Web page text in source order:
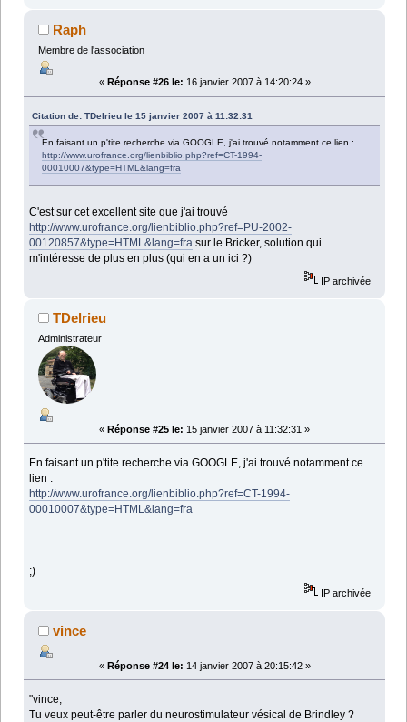
Raph
Membre de l'association
« Réponse #26 le: 16 janvier 2007 à 14:20:24 »
Citation de: TDelrieu le 15 janvier 2007 à 11:32:31
En faisant un p'tite recherche via GOOGLE, j'ai trouvé notamment ce lien :
http://www.urofrance.org/lienbiblio.php?ref=CT-1994-
00010007&type=HTML&lang=fra
C'est sur cet excellent site que j'ai trouvé
http://www.urofrance.org/lienbiblio.php?ref=PU-2002-
00120857&type=HTML&lang=fra sur le Bricker, solution qui
m'intéresse de plus en plus (qui en a un ici ?)
IP archivée
TDelrieu
Administrateur
« Réponse #25 le: 15 janvier 2007 à 11:32:31 »
En faisant un p'tite recherche via GOOGLE, j'ai trouvé notamment ce
lien :
http://www.urofrance.org/lienbiblio.php?ref=CT-1994-
00010007&type=HTML&lang=fra
;)
IP archivée
vince
« Réponse #24 le: 14 janvier 2007 à 20:15:42 »
"vince,
Tu veux peut-être parler du neurostimulateur vésical de Brindley ?